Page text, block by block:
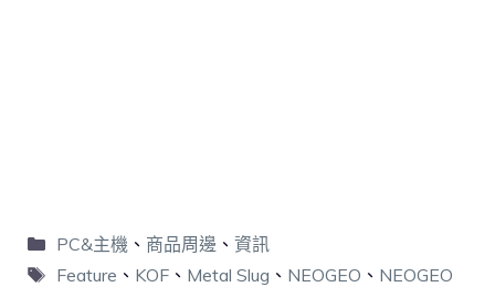
PC&主機 、 商品周邊 、 資訊
Feature 、 KOF、 Metal Slug 、 NEOGEO 、 NEOGEO